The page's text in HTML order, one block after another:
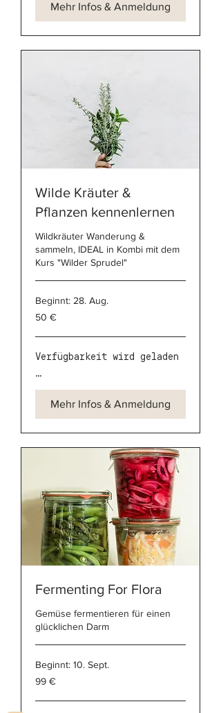
Mehr Infos & Anmeldung
Wilde Kräuter &
Pflanzen kennenlernen
Wildkräuter Wanderung &
sammeln, IDEAL in Kombi mit dem
Kurs "Wilder Sprudel"
Beginnt: 28. Aug.
50
Euro
50 €
Verfügbarkeit wird geladen
...
Mehr Infos & Anmeldung
Fermenting For Flora
Gemüse fermentieren für einen
glücklichen Darm
Beginnt: 10. Sept.
99
Euro
99 €